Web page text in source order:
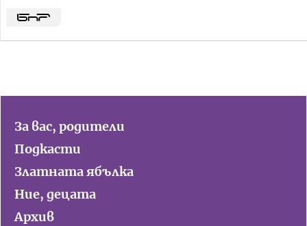
За вас, родители
Подкасти
Златната ябълка
Ние, децата
Архив